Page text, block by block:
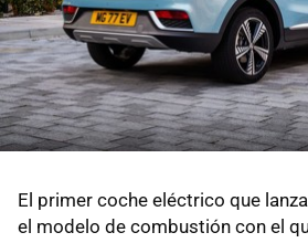
El primer coche eléctrico que
el modelo de combustión con el